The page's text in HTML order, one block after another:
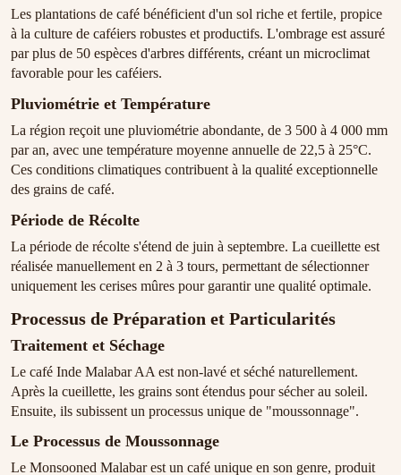
Les plantations de café bénéficient d'un sol riche et fertile, propice
à la culture de caféiers robustes et productifs. L'ombrage est assuré
par plus de 50 espèces d'arbres différents, créant un microclimat
favorable pour les caféiers.
Pluviométrie et Température
La région reçoit une pluviométrie abondante, de 3 500 à 4 000 mm
par an, avec une température moyenne annuelle de 22,5 à 25°C.
Ces conditions climatiques contribuent à la qualité exceptionnelle
des grains de café.
Période de Récolte
La période de récolte s'étend de juin à septembre. La cueillette est
réalisée manuellement en 2 à 3 tours, permettant de sélectionner
uniquement les cerises mûres pour garantir une qualité optimale.
Processus de Préparation et Particularités
Traitement et Séchage
Le café Inde Malabar AA est non-lavé et séché naturellement.
Après la cueillette, les grains sont étendus pour sécher au soleil.
Ensuite, ils subissent un processus unique de "moussonnage".
Le Processus de Moussonnage
Le Monsooned Malabar est un café unique en son genre, produit